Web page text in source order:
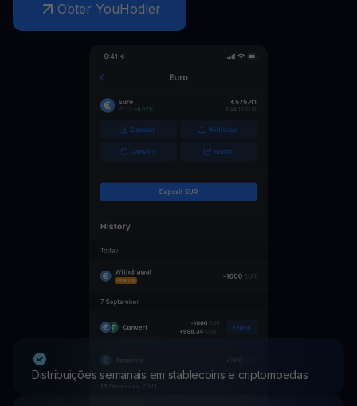
Obter YouHodler
Distribuições semanais em stablecoins e criptomoedas